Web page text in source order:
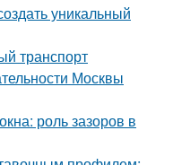
уникальный
транспорт
Москвы
роль зазоров в